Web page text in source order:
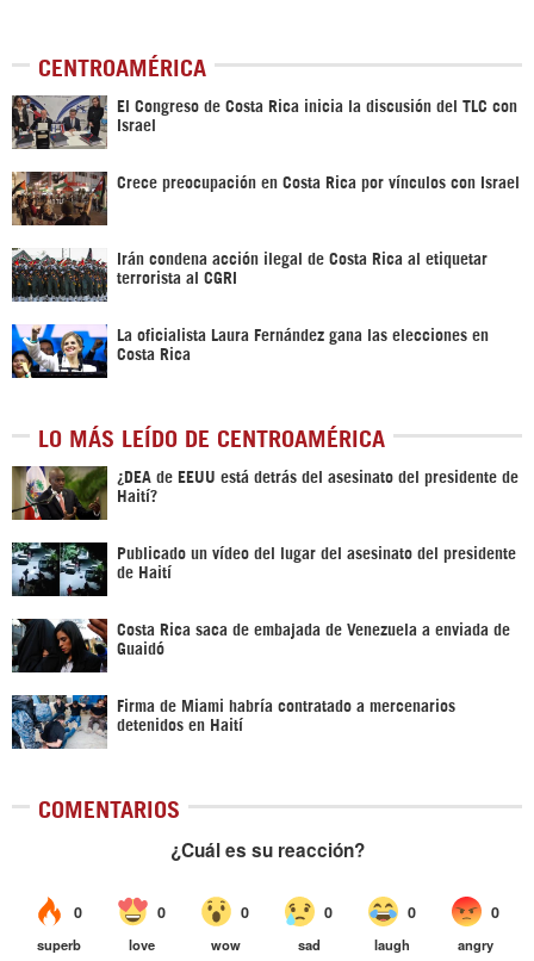
CENTROAMÉRICA
El Congreso de Costa Rica inicia la discusión del TLC con
Israel
Crece preocupación en Costa Rica por vínculos con Israel
Irán condena acción ilegal de Costa Rica al etiquetar
terrorista al CGRI
La oficialista Laura Fernández gana las elecciones en
Costa Rica
LO MÁS LEÍDO DE CENTROAMÉRICA
¿DEA de EEUU está detrás del asesinato del presidente de
Haití?
Publicado un vídeo del lugar del asesinato del presidente
de Haití
Costa Rica saca de embajada de Venezuela a enviada de
Guaidó
Firma de Miami habría contratado a mercenarios
detenidos en Haití
COMENTARIOS